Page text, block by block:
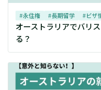
#永住権 #長期留学 #ビザ
オーストラリアでバリ
る？